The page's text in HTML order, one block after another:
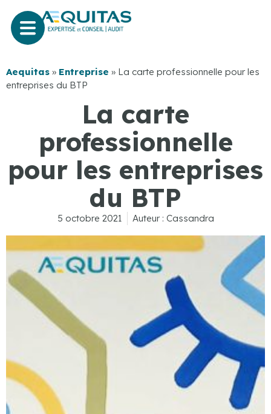
Aequitas » Entreprise » La carte professionnelle pour les
entreprises du BTP
La carte
professionnelle
pour les entreprises
du BTP
5 octobre 2021 Auteur : Cassandra